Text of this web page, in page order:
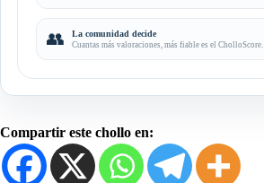
👥 La comunidad decide
Cuantas más valoraciones, más fiable es el CholloScore.
Compartir este chollo en: